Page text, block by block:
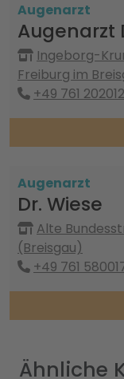
Augenarzt
Augenarzt
Ingeborg-
Freiburg im
+49 761
Augenarzt
Dr. Wiese
Alte
(Breisgau)
+49 761
Ähnliche